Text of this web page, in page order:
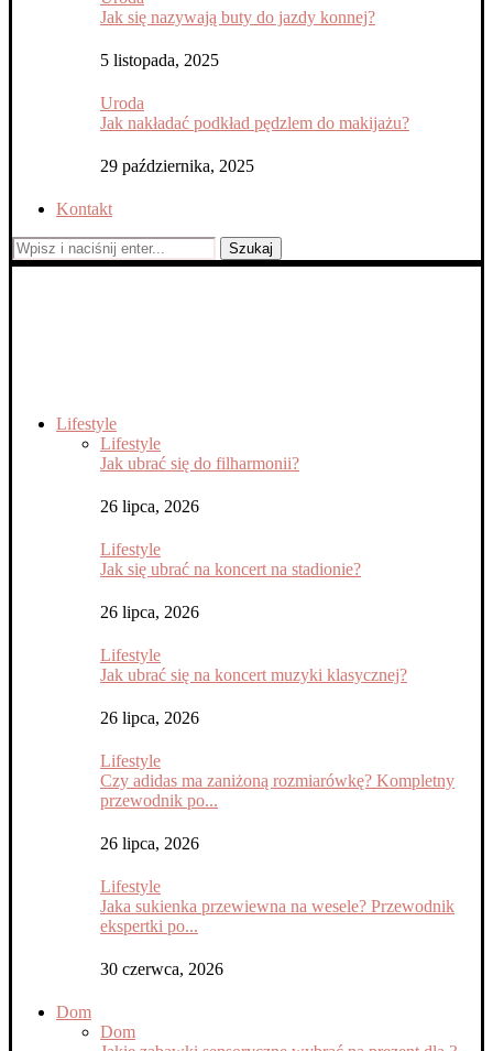
Jak się nazywają buty do jazdy konnej?
5 listopada, 2025
Uroda
Jak nakładać podkład pędzlem do makijażu?
29 października, 2025
Kontakt
Szukaj
Lifestyle
Lifestyle
Jak ubrać się do filharmonii?
26 lipca, 2026
Lifestyle
Jak się ubrać na koncert na stadionie?
26 lipca, 2026
Lifestyle
Jak ubrać się na koncert muzyki klasycznej?
26 lipca, 2026
Lifestyle
Czy adidas ma zaniżoną rozmiarówkę? Kompletny
przewodnik po...
26 lipca, 2026
Lifestyle
Jaka sukienka przewiewna na wesele? Przewodnik
ekspertki po...
30 czerwca, 2026
Dom
Dom